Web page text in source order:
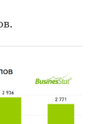
for